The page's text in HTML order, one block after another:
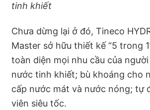
tinh khiết
Chưa dừng lại ở đó, Tineco
Master sở hữu thiết kế “5 trong
toàn diện mọi nhu cầu của
nước tinh khiết; bù khoáng cho
cấp nước mát và nước nóng; tự
viên siêu tốc.